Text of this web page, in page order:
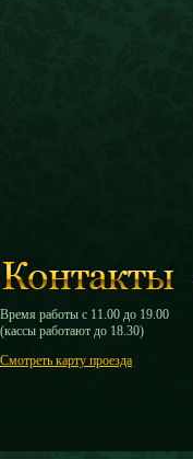
Время работы с 11.00 до 19.00
(кассы работают до 18.30)
Смотреть карту проезда